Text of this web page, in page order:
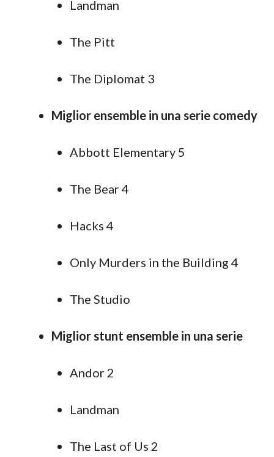
Landman
The Pitt
The Diplomat 3
Miglior ensemble in una serie comedy
Abbott Elementary 5
The Bear 4
Hacks 4
Only Murders in the Building 4
The Studio
Miglior stunt ensemble in una serie
Andor 2
Landman
The Last of Us 2